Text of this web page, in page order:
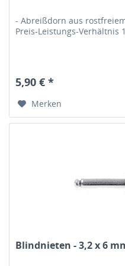
- Abreißdorn aus
Preis-Leistungs-Verhältnis
5,90 € *
Merken
Blindnieten - 3,2 x 6